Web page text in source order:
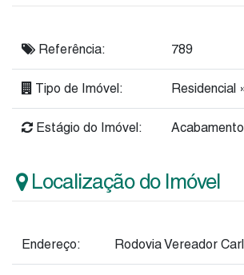
Referência: 789
Tipo de Imóvel: Residencial
Estágio do Imóvel:
Localização do Imóvel
Endereço: Rodovia Vereador